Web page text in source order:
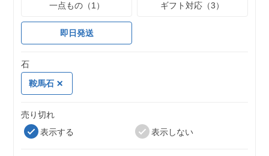
一点もの（1）
ギフト対応（3）
即日発送
石
鞍馬石
売り切れ
表示する
表示しない